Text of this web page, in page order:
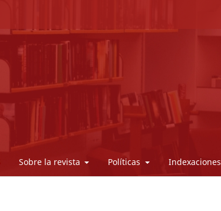
Sobre la revista Políticas Indexaciones